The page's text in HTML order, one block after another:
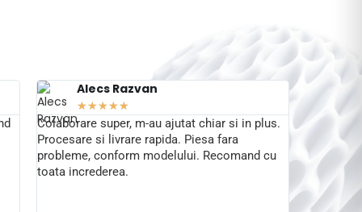
Alecs Razvan
★★★★★
Colaborare super, m-au ajutat chiar si in plus.
Procesare si livrare rapida. Piesa fara
probleme, conform modelului. Recomand cu
toata increderea.
Foarte
se
fost
impecabil.